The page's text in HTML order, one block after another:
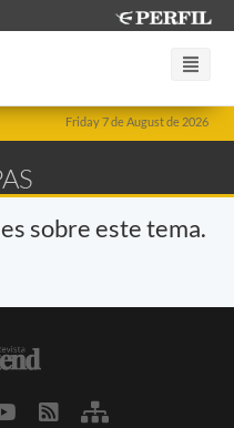
Friday 7 de August de 2026
sobre este tema.